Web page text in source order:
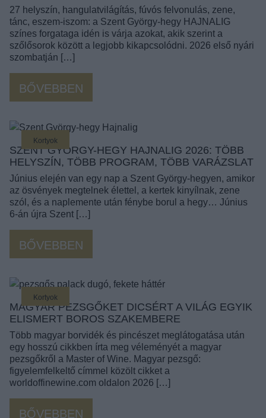
27 helyszín, hangulatvilágítás, fúvós felvonulás, zene,
tánc, eszem-iszom: a Szent György-hegy HAJNALIG
színes forgataga idén is várja azokat, akik szerint a
szőlősorok között a legjobb kikapcsolódni. 2026 első nyári
szombatján […]
BŐVEBBEN
Kortyok
SZENT GYÖRGY-HEGY HAJNALIG 2026: TÖBB
HELYSZÍN, TÖBB PROGRAM, TÖBB VARÁZSLAT
Június elején van egy nap a Szent György-hegyen, amikor
az ösvények megtelnek élettel, a kertek kinyílnak, zene
szól, és a naplemente után fénybe borul a hegy… Június
6-án újra Szent […]
BŐVEBBEN
Kortyok
MAGYAR PEZSGŐKET DICSÉRT A VILÁG EGYIK
ELISMERT BOROS SZAKEMBERE
Több magyar borvidék és pincészet meglátogatása után
egy hosszú cikkben írta meg véleményét a magyar
pezsgőkről a Master of Wine. Magyar pezsgő:
figyelemfelkeltő címmel közölt cikket a
worldoffinewine.com oldalon 2026 […]
BŐVEBBEN